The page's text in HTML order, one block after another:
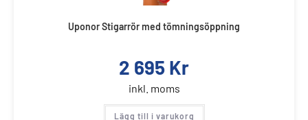
Uponor Stigarrör med tömningsöppning
2 695 Kr
inkl. moms
Lägg till i varukorg